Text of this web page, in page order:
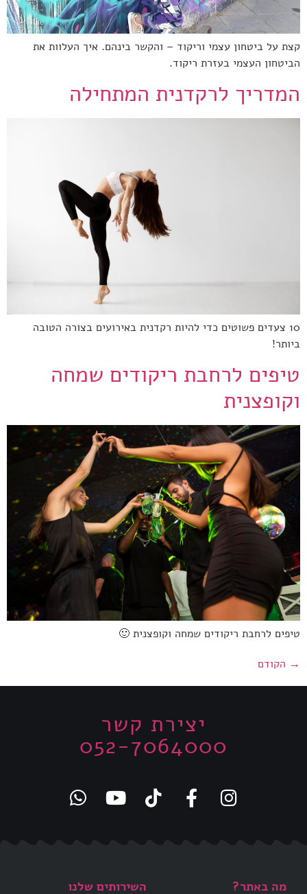
קצת על ביטחון עצמי וריקוד – והקשר בינהם. איך העלוות את
הביטחון העצמי בעזרת ריקוד.
המדריך לרקדנית המתחילה
10 צעדים פשוטים כדי להיות רקדנית באירועים בצורה הטובה
ביותר!
טיפים לרחבת ריקודים שמחה
וקופצנית
טיפים לרחבת ריקודים שמחה וקופצנית 🙂
→ הקודם
יצירת קשר
052-7064000
מה באתר? השירותים שלנו